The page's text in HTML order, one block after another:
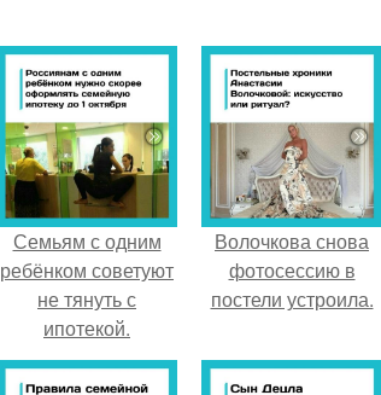
Семьям с одним
ребёнком советуют
не тянуть с
ипотекой.
Волочкова снова
фотосессию в
постели устроила.